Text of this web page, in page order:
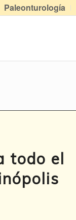
Paleonturología
todo el